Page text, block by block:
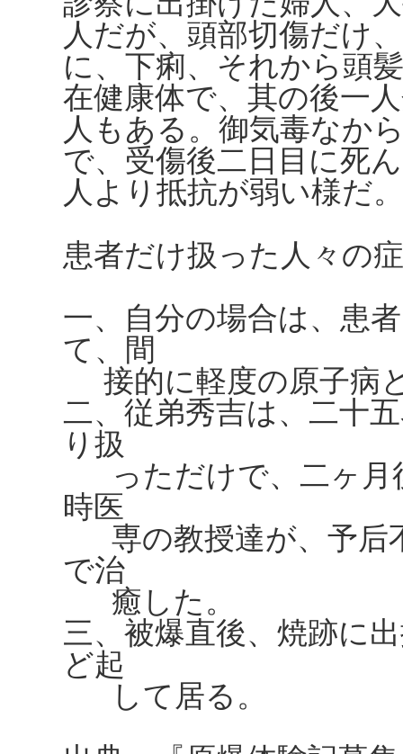
人だが、頭部切傷だけ
に、下痢、それから頭
在健康体で、其の後一
人もある。御気毒なか
で、受傷後二日目に死
人より抵抗が弱い様だ。
患者だけ扱った人々の
一、自分の場合は、患
て、間
接的に軽度の原子病
二、従弟秀吉は、二十
り扱
っただけで、二ヶ月
時医
専の教授達が、予后
で治
癒した。
三、被爆直後、焼跡に
ど起
して居る。